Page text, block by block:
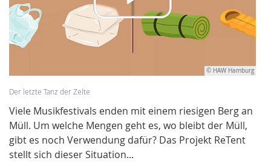
© HAW Hamburg
Der letzte Tanz der Zelte
Viele Musikfestivals enden mit einem riesigen Berg an
Müll. Um welche Mengen geht es, wo bleibt der Müll,
gibt es noch Verwendung dafür? Das Projekt ReTent
stellt sich dieser Situation...